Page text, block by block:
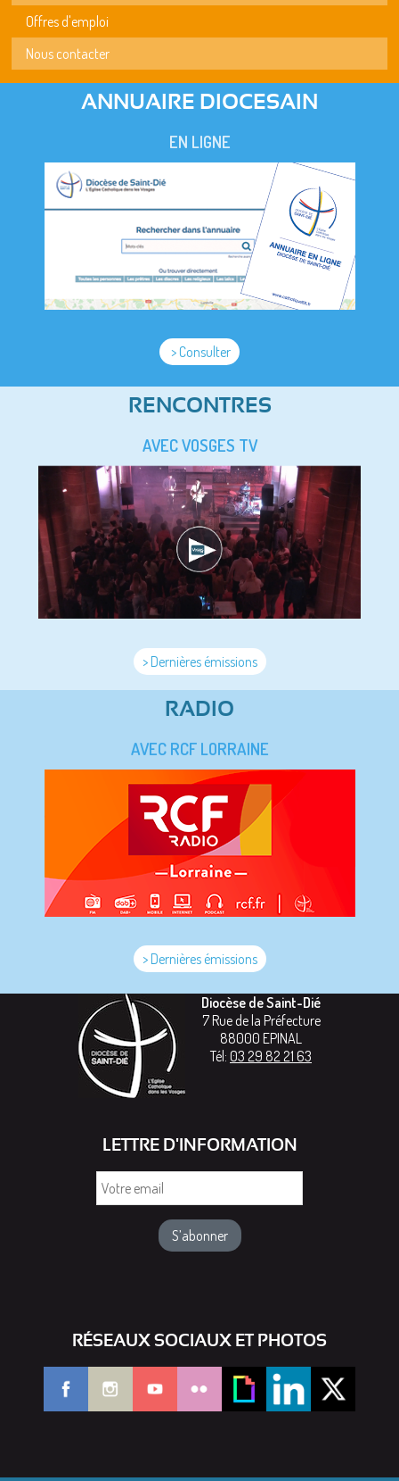
Offres d'emploi
Nous contacter
ANNUAIRE DIOCESAIN
EN LIGNE
> Consulter
RENCONTRES
AVEC VOSGES TV
> Dernières émissions
RADIO
AVEC RCF LORRAINE
> Dernières émissions
Diocèse de Saint-Dié
7 Rue de la Préfecture
88000 EPINAL
Tél: 03 29 82 21 63
LETTRE D'INFORMATION
RÉSEAUX SOCIAUX ET PHOTOS